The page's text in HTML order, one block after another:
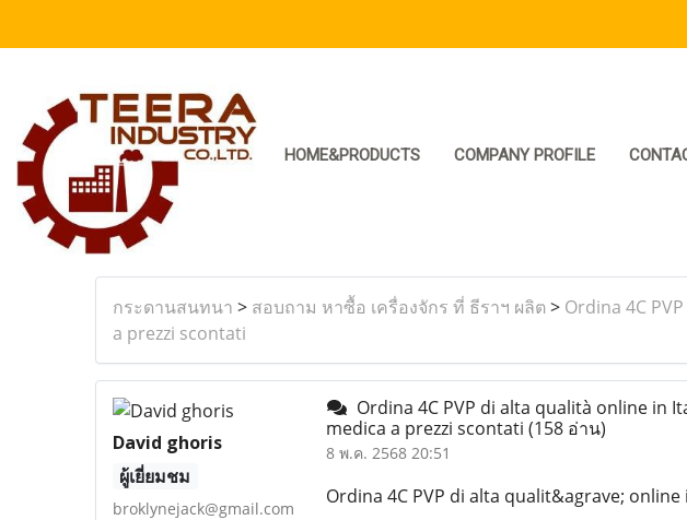
HOME&PRODUCTS COMPANY PROFILE
กระดานสนทนา > สอบถาม หาซื้อ เครื่องจักร ที่ ธีราฯ ผลิต > Ordina 4C
a prezzi scontati
David ghoris
ผู้เยี่ยมชม
broklynejack@gmail.com
Ordina 4C PVP di alta qualità online in
medica a prezzi scontati (158 อ่าน)
8 พ.ค. 2568 20:51
Ordina 4C PVP di alta qualit&agrave;